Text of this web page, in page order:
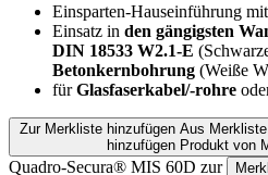
Einsparten-Hauseinführung mit
Einsatz in den gängigsten
DIN 18533 W2.1-E
Betonkernbohrung (Weiße
fürGlasfaserkabel/-rohre
Zur Merkliste hinzufügen Aus
hinzufügen Produkt von
Quadro-Secura® MIS 60D zur